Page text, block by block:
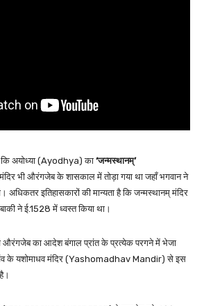
कि अयोध्या (Ayodhya) का ‘जन्मस्थानम्’
भी औरंगजेब के शासकाल में तोड़ा गया था जहाँ भगवान ने
अधिकतर इतिहासकारों की मान्यता है कि जन्मस्थानम् मंदिर
ने ई.1528 में ध्वस्त किया था।
औरंगजेब का आदेश बंगाल प्रांत के प्रत्येक परगने में भेजा
के यशोमाधव मंदिर (Yashomadhav Mandir) से इस